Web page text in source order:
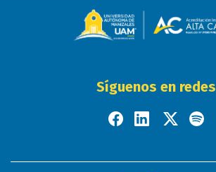
Síguenos en redes